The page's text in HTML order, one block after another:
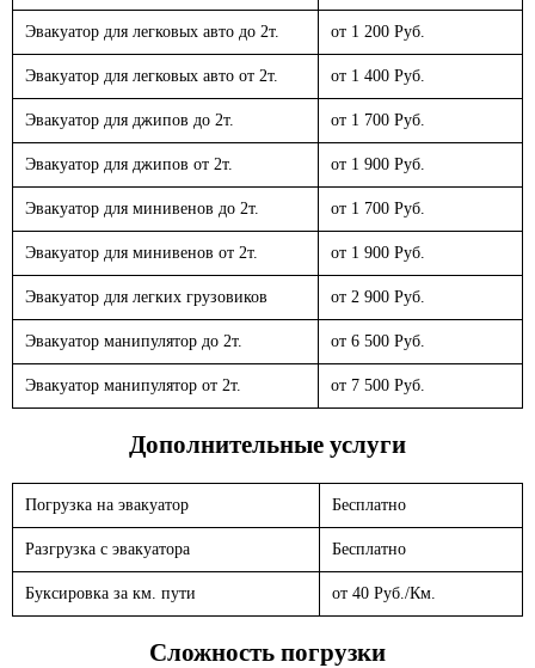
Эвакуатор для легковых авто до 2т. от 1 200 Руб.
Эвакуатор для легковых авто от 2т. от 1 400 Руб.
Эвакуатор для джипов до 2т. от 1 700 Руб.
Эвакуатор для джипов от 2т. от 1 900 Руб.
Эвакуатор для минивенов до 2т. от 1 700 Руб.
Эвакуатор для минивенов от 2т. от 1 900 Руб.
Эвакуатор для легких грузовиков от 2 900 Руб.
Эвакуатор манипулятор до 2т. от 6 500 Руб.
Эвакуатор манипулятор от 2т. от 7 500 Руб.
Дополнительные услуги
Погрузка на эвакуатор Бесплатно
Разгрузка с эвакуатора Бесплатно
Буксировка за км. пути от 40 Руб./Км.
Сложность погрузки